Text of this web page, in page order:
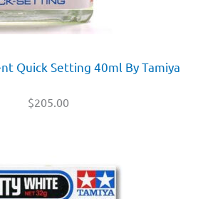
Quick Setting 40ml By Tamiya
$205.00